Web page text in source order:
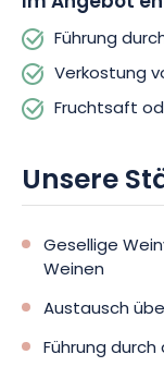
Führung
Verkostung
Fruchtsaft
Unsere
Gesellige
Weinen
Austausch
Führung